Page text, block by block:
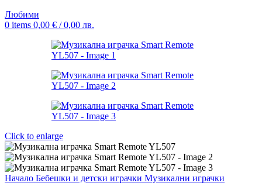
Любими
0 items 0,00 € / 0,00 лв.
Click to enlarge
Начало Бебешки и детски играчки Музикални играчки